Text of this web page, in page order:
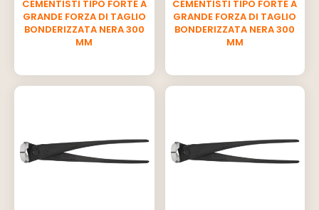
CEMENTISTI TIPO FORTE A
GRANDE FORZA DI TAGLIO
BONDERIZZATA NERA 300
MM
CEMENTISTI TIPO FORTE A
GRANDE FORZA DI TAGLIO
BONDERIZZATA NERA 300
MM